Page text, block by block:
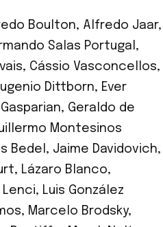
Boulton, Alfredo Jaar,
Salas Portugal ,
, Cássio Vasconcellos,
Dittborn, Ever
, Geraldo de
Montesinos
Bedel , Jaime Davidovich,
, Lázaro Blanco,
Lenci, Luis González
, Marcelo Brodsky,